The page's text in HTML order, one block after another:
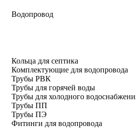
Водопровод
Кольца для септика
Комплектующие для водопровода
Трубы РВК
Трубы для горячей воды
Трубы для холодного
Трубы ПП
Трубы ПЭ
Фитинги для водопровода